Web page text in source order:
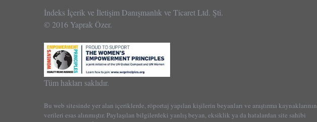
İndeks İçerik ve İletişim Danışmanlık ve Ticaret Ltd. Şti.
© 2016 Yaprak Özer.
Tüm hakları saklıdır.
Bu web sitesinde yer alan içeriklerde, röportaj yapılan kişilerin beyanları ve araştırma kaynaklarının
verileri esas alınmıştır. Paylaşılan bilgilerdeki yanlış beyan, eksiklik ya da hatalardan site sahibi